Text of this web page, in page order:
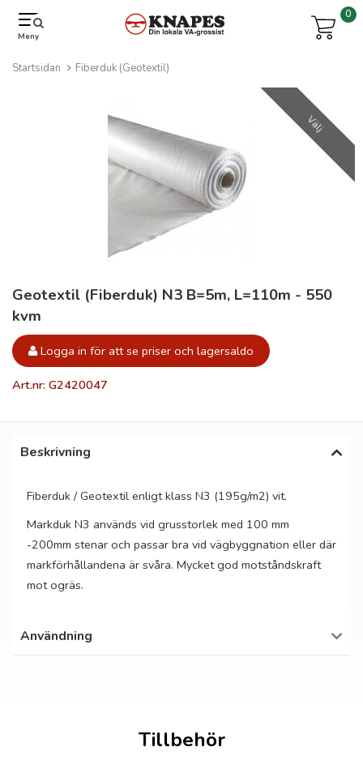
Meny
0
Startsidan Fiberduk (Geotextil)
Välj
Geotextil (Fiberduk) N3 B=5m, L=110m - 550
kvm
Logga in för att se priser och lagersaldo
Art.nr: G2420047
Beskrivning
Fiberduk / Geotextil enligt klass N3 (195g/m2) vit.
Markduk N3 används vid grusstorlek med 100 mm
-200mm stenar och passar bra vid vägbyggnation eller där
markförhållandena är svåra. Mycket god motståndskraft
mot ogräs.
Användning
Tillbehör